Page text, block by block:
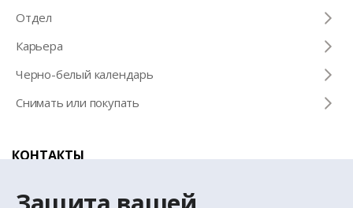
Отдел
Карьера
Черно-белый календарь
Снимать или покупать
КОНТАКТЫ